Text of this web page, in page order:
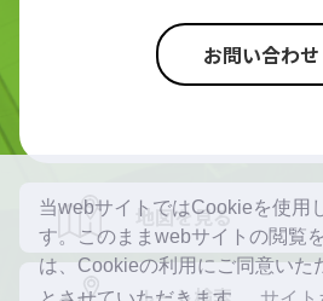
当webサイトではCookieを使用
す。このままwebサイトの閲覧
は、Cookieの利用にご同意いた
お問い合わせ
地図を見る